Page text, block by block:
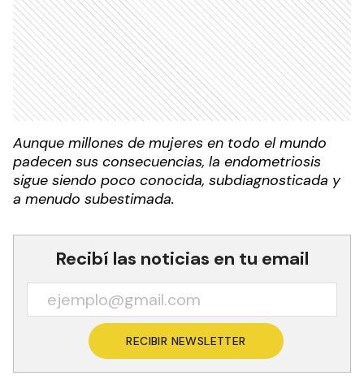
Aunque millones de mujeres en todo el mundo
padecen sus consecuencias, la endometriosis
sigue siendo poco conocida, subdiagnosticada y
a menudo subestimada.
Recibí las noticias en tu email
RECIBIR NEWSLETTER